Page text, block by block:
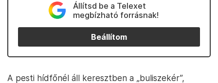
Állítsd be a Telexet
megbízható forrásnak!
Beállítom
A pesti hídfőnél áll keresztben a „buliszekér”,